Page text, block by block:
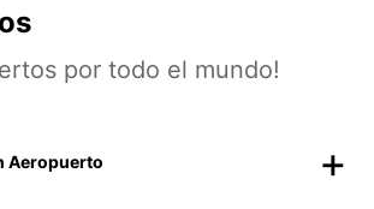
por todo el mundo!
Aeropuerto